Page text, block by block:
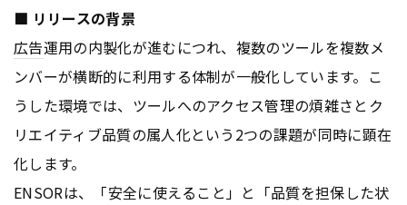
■ リリースの背景
広告運用の内製化が進むにつれ、複数のツールを複数メ
ンバーが横断的に利用する体制が一般化しています。こ
うした環境では、ツールへのアクセス管理の煩雑さとク
リエイティブ品質の属人化という2つの課題が同時に顕在
化します。
ENSORは、「安全に使えること」と「品質を担保した状